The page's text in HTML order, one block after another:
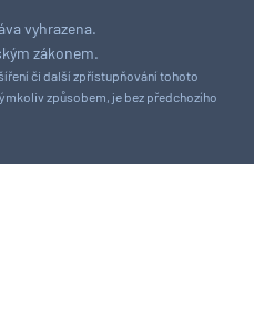
vyhrazena.
zákonem.
či další zpřístupňování tohoto
způsobem, je bez předchozího